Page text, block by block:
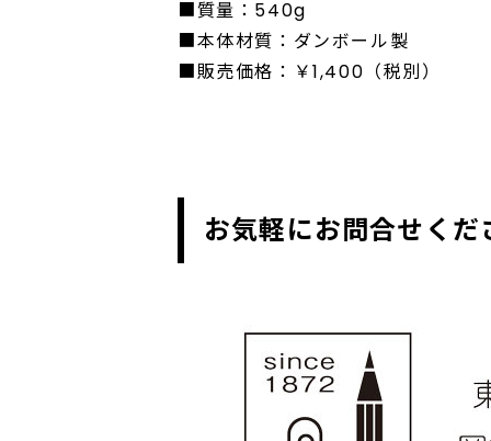
■質量：540g
■本体材質：ダンボール製
■販売価格：￥1,400（税別）
お気軽にお問合せくだ